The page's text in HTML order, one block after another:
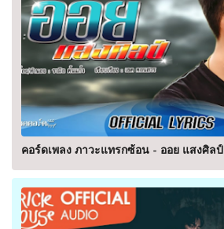
คอร์ดเพลง ภาวะแทรกซ้อน - ออย แสงศิลป์